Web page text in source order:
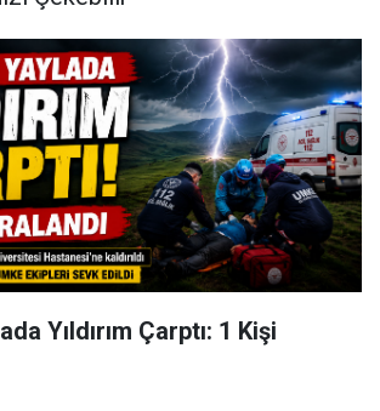
Yıldırım Çarptı: 1 Kişi